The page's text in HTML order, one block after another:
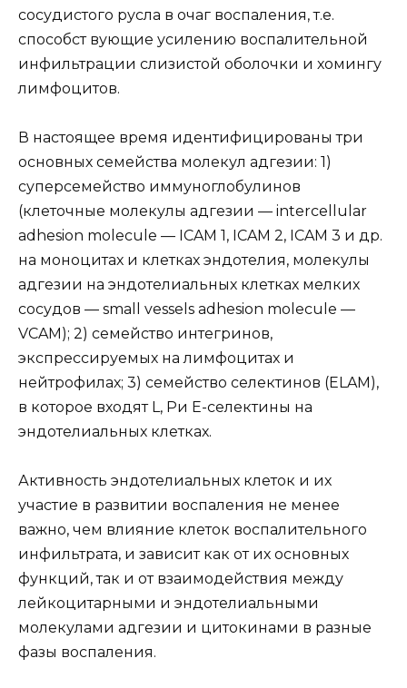
сосудистого русла в очаг воспаления, т.е.
способст вующие усилению воспалительной
инфильтрации слизистой оболочки и хомингу
лимфоцитов.
В настоящее время идентифицированы три
основных семейства молекул адгезии: 1)
суперсемейство иммуноглобулинов
(клеточные молекулы адгезии — intercellular
adhesion molecule — ICAM 1, ICAM 2, ICAM 3 и др.
на моноцитах и клетках эндотелия, молекулы
адгезии на эндотелиальных клетках мелких
сосудов — small vessels adhesion molecule —
VCAM); 2) семейство интегринов,
экспрессируемых на лимфоцитах и
нейтрофилах; 3) семейство селектинов (ELAM),
в которое входят L, Ри Е-селектины на
эндотелиальных клетках.
Активность эндотелиальных клеток и их
участие в развитии воспаления не менее
важно, чем влияние клеток воспалительного
инфильтрата, и зависит как от их основных
функций, так и от взаимодействия между
лейкоцитарными и эндотелиальными
молекулами адгезии и цитокинами в разные
фазы воспаления.